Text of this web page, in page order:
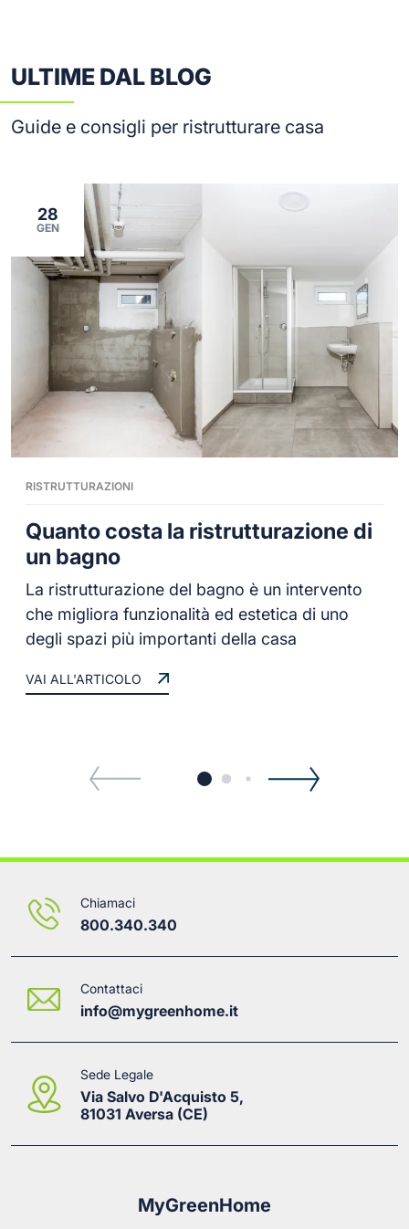
ULTIME DAL BLOG
Guide e consigli per ristrutturare casa
Quanto costa la ristrutturazione di
un bagno
La ristrutturazione del bagno è un intervento
che migliora funzionalità ed estetica di uno
degli spazi più importanti della casa
RISTRUTTURAZIONI
VAI ALL'ARTICOLO
28
GEN
Chiamaci
800.340.340
Contattaci
info@mygreenhome.it
Sede Legale
Via Salvo D'Acquisto 5,
81031 Aversa (CE)
MyGreenHome